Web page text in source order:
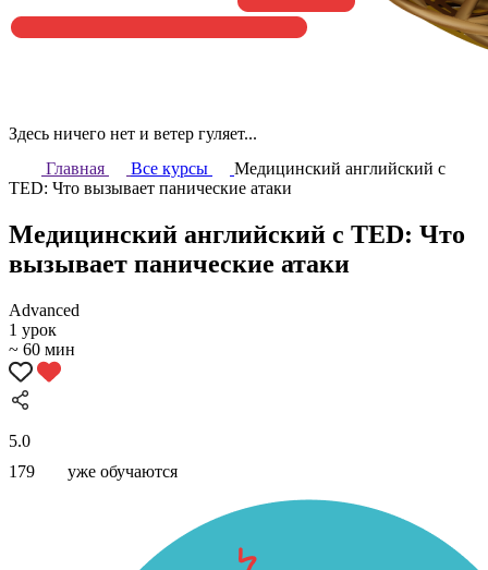
Здесь ничего нет и ветер гуляет...
Главная
Все курсы
Медицинский английский с
TED: Что вызывает панические атаки
Медицинский английский с TED: Что
вызывает панические атаки
Аdvanced
1 урок
~ 60 мин
5.0
179
уже обучаются